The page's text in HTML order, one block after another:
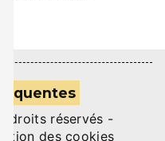
droits réservés -
des cookies